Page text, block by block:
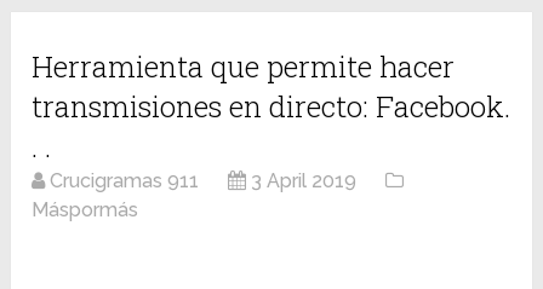
Herramienta que permite hacer
transmisiones en directo: Facebook.
. .
Crucigramas 911
3 April 2019
Máspormás